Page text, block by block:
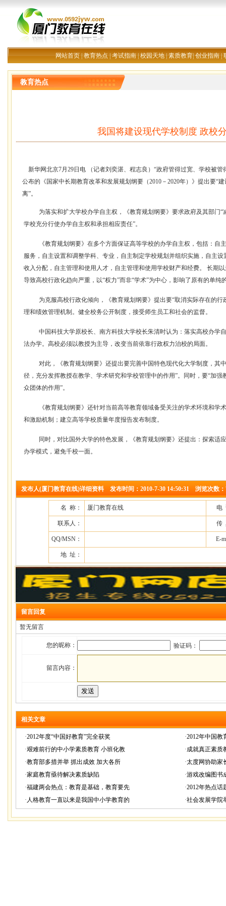
网站首页|教育热点|考试指南|校园天地|素质教育|创业指南|
教育热点
我国将建设现代学校制度 政校
新华网北京7月29日电 （记者刘奕湛、程志良）“政府管得过宽、学校被管
公布的《国家中长期教育改革和发展规划纲要（2010－2020年）》提出要“
离”。
为落实和扩大学校办学自主权，《教育规划纲要》要求政府及其部门
学校充分行使办学自主权和承担相应责任”。
《教育规划纲要》在多个方面保证高等学校的办学自主权，包括：自
服务，自主设置和调整学科、专业，自主制定学校规划并组织实施，自主
收入分配，自主管理和使用人才，自主管理和使用学校财产和经费。 长期
导致高校行政化趋向严重，以“权力”而非“学术”为中心，影响了原有的单纯
为克服高校行政化倾向，《教育规划纲要》提出要“取消实际存在的
理和绩效管理机制。健全校务公开制度，接受师生员工和社会的监督。
中国科技大学原校长、南方科技大学校长朱清时认为：落实高校办学
法办学。高校必须以教授为主导，改变当前依靠行政权力治校的局面。
对此，《教育规划纲要》还提出要完善中国特色现代化大学制度，其
径，充分发挥教授在教学、学术研究和学校管理中的作用”。同时，要“加
众团体的作用”。
《教育规划纲要》还针对当前高等教育领域备受关注的学术环境和
和激励机制；建立高等学校质量年度报告发布制度。
同时，对比国外大学的特色发展，《教育规划纲要》还提出：探索适
办学模式，避免千校一面。
发布人(厦门教育在线)详细资料 发布时间：2010-7-30 14:50:31 浏览次数：
名 称： 厦门教育在线 电
联系人： 传
QQ/MSN： E-
地 址：
留言回复
暂无留言
您的昵称： 验证码：
留言内容：
相关文章
·2012年度“中国好教育”完全获奖 ·2012年中国教
·艰难前行的中小学素质教育 小班化教 ·成就真正素质
·教育部多措并举 抓出成效 加大各所 ·太度网协助家
·家庭教育亟待解决素质缺陷 ·游戏改编图书
·福建两会热点：教育是基础，教育要先 ·2012年热点话
· 人格教育一直以来是我国中小学教育的 ·社会发展学院